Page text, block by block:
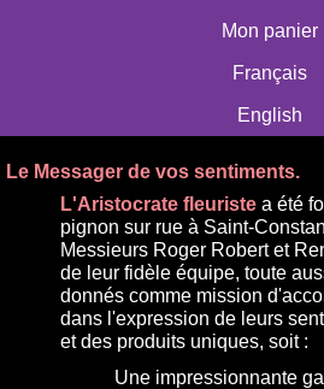
Mon panier
Français
English
Le Messager de vos sentiments.
L'Aristocrate fleuriste a été
pignon sur rue à Saint-
Messieurs Roger Robert et
de leur fidèle équipe, toute
donnés comme mission
dans l'expression de leurs
et des produits uniques, soit :
Une impressionnante